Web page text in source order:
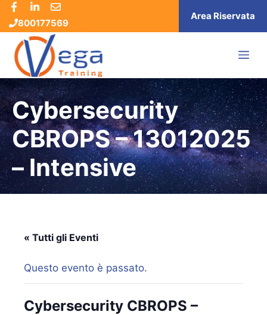
Vai
contenuto
800177569
Area Riservata
Cybersecurity
CBROPS – 13012025
– Intensive
« Tutti gli Eventi
Questo evento è passato.
Cybersecurity CBROPS –